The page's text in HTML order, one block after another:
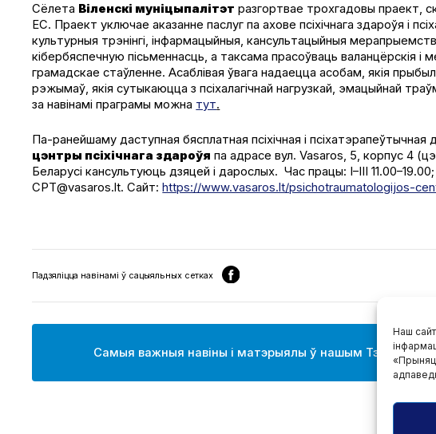
Наш
Сёлета Віленскі муніцыпалітэт разгортвае трохгадовы праект,
ЕС. Праект уключае аказанне паслуг па ахове псіхічнага здароўя і
культурныя трэнінгі, інфармацыйныя, кансультацыйныя
кібербяспечную пісьменнасць, а таксама прасоўваць валанцёрскія і
грамадскае стаўленне. Асаблівая ўвага надаецца асобам, якія
рэжымаў, якія сутыкаюцца з псіхалагічнай нагрузкай, эмацыйнай
за навінамі праграмы можна тут.
Па-ранейшаму даступная бясплатная псіхічная і
цэнтры псіхічнага здароўя па адрасе вул. Vasaros, 5, корпус 4
Беларусі кансультуюць дзяцей і дарослых. Час працы: I–III
CPT@vasaros.lt. Сайт:https://www.vasaros.lt/psichotraumatologijos-
Падзяліцца навінамі ў сацыяльных сетках
Самыя важныя навіны і матэрыялы ў нашым Тэлеграм-